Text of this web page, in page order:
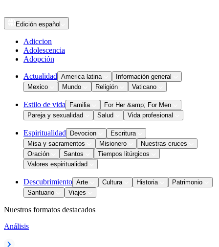
Edición español
Adiccion
Adolescencia
Adopción
Actualidad America latina
Información general
Mexico
Mundo Religión Vaticano
Estilo de vida Familia
For Her &amp; For Men
Pareja y sexualidad
Salud Vida profesional
Espiritualidad Devocion
Escritura
Misa y sacramentos
Misionero
Nuestras cruces
Oración
Santos
Tiempos litúrgicos
Valores espiritualidad
Descubrimiento Arte Cultura Historia
Patrimonio
Santuario
Viajes
Nuestros formatos destacados
Análisis